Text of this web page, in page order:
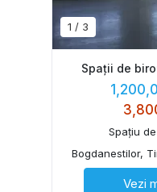
1 / 3
Spații de
Spațiu
Bogdanestilor,
Vezi